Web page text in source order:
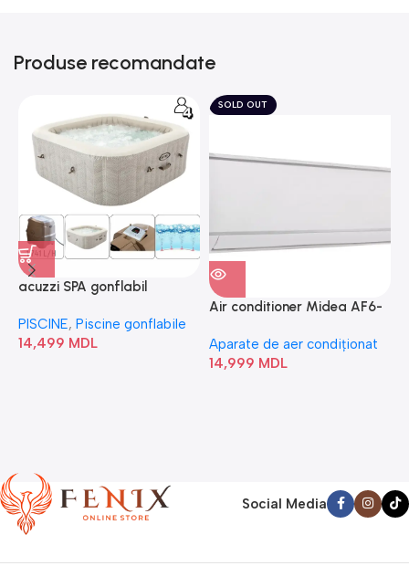
Produse recomandate
acuzzi SPA gonflabil
Bubble” 28446
PISCINE, Piscine gonflabile
14,499 MDL
SOLD OUT
Air conditioner Midea AF6-
Aparate de aer condiționat
14,999 MDL
Social Media